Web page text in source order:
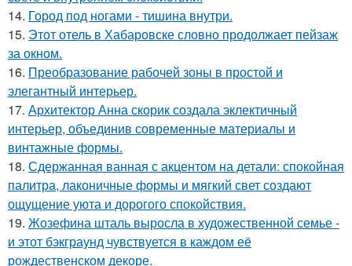
14. Город под ногами - тишина внутри.
15. Этот отель в Хабаровске словно продолжает пейзаж
за окном.
16. Преобразование рабочей зоны в простой и
элегантный интерьер.
17. Архитектор Анна скорик создала эклектичный
интерьер, объединив современные материалы и
винтажные формы.
18. Сдержанная ванная с акцентом на детали: спокойная
палитра, лаконичные формы и мягкий свет создают
ощущение уюта и дорогого спокойствия.
19. Жозефина шталь выросла в художественной семье -
и этот бэкграунд чувствуется в каждом её
рождественском декоре.